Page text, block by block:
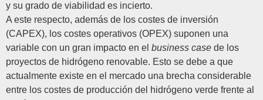
y su grado de viabilidad es incierto.
A este respecto, además de los costes de inversión
(CAPEX), los costes operativos (OPEX) suponen una
variable con un gran impacto en el business case de los
proyectos de hidrógeno renovable. Esto se debe a que
actualmente existe en el mercado una brecha considerable
entre los costes de producción del hidrógeno verde frente al